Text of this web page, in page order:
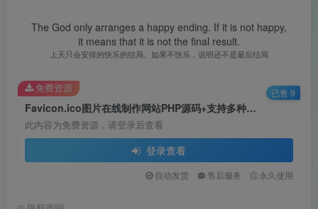
The God only arranges a happy ending. If it is not happy,
it means that it is not the final result.
上天只会安排的快乐的结局。如果不快乐，说明还不是最后结局
Favicon.ico图片在线制作网站PHP源码+支持多种图片格式转换
此内容为免费资源，请登录后查看
登录查看
自动发货 售后服务 永久使用
免费资源 已售 9